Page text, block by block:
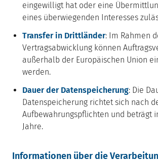
eingewilligt hat oder eine
eines überwiegenden Interesses
Transfer in Drittländer: Im Rahmen
Vertragsabwicklung können
außerhalb der Europäischen Union
werden.
Dauer der Datenspeicherung: Die
Datenspeicherung richtet sich nach
Aufbewahrungspflichten und beträgt
Jahre.
Informationen über die